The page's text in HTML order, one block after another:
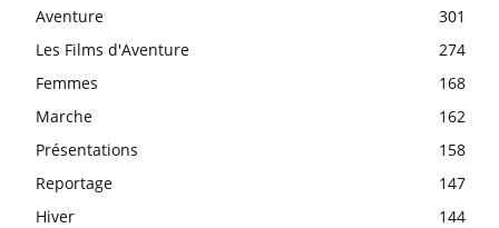
Aventure
301
Les Films d'Aventure
274
Femmes
168
Marche
162
Présentations
158
Reportage
147
Hiver
144